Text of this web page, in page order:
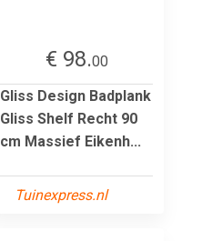
€ 98.00
Gliss Design Badplank
Gliss Shelf Recht 90
cm Massief Eikenh...
Tuinexpress.nl